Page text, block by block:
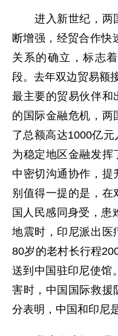
进入新世纪，两
断增强，经贸合作快
关系的确立，标志
段。去年双边贸易额
最主要的贸易伙伴和
的国际金融危机，两
了总额高达1000亿元
为稳定地区金融发挥
中密切沟通协作，提
别值得一提的是，在
国人民感同身受，患
地震时，印尼派出医
80岁的老村长行程
送到中国驻印尼使馆
害时，中国国际救援
分表明，中国和印尼